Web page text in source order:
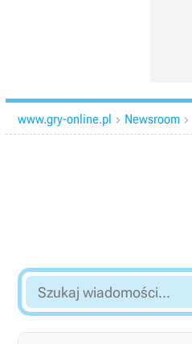
www.gry-online.pl  Newsroom 
Szukaj
wiadomości...